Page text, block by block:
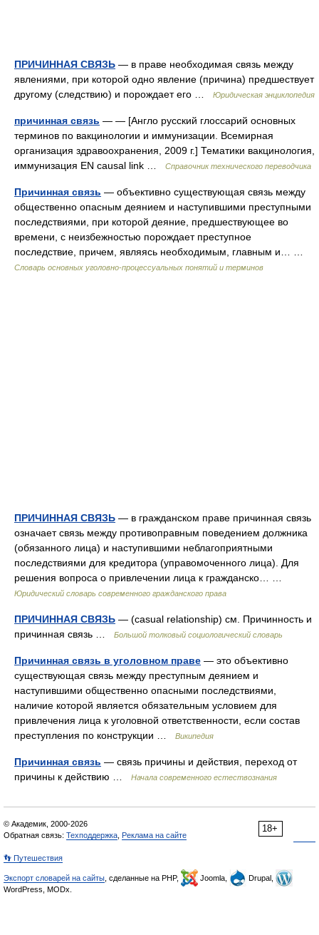
ПРИЧИННАЯ СВЯЗЬ — в праве необходимая связь между
явлениями, при которой одно явление (причина) предшествует
другому (следствию) и порождает его …
Юридическая энциклопедия
причинная связь — — [Англо русский глоссарий основных
терминов по вакцинологии и иммунизации. Всемирная
организация здравоохранения, 2009 г.] Тематики вакцинология,
иммунизация EN causal link …
Справочник технического переводчика
Причинная связь — объективно существующая связь между
общественно опасным деянием и наступившими преступными
последствиями, при которой деяние, предшествующее во
времени, с неизбежностью порождает преступное
последствие, причем, являясь необходимым, главным и… …
Словарь основных уголовно-процессуальных понятий и терминов
ПРИЧИННАЯ СВЯЗЬ — в гражданском праве причинная связь
означает связь между противоправным поведением должника
(обязанного лица) и наступившими неблагоприятными
последствиями для кредитора (управомоченного лица). Для
решения вопроса о привлечении лица к гражданско… …
Юридический словарь современного гражданского права
ПРИЧИННАЯ СВЯЗЬ — (casual relationship) см. Причинность и
причинная связь …
Большой толковый социологический словарь
Причинная связь в уголовном праве — это объективно
существующая связь между преступным деянием и
наступившими общественно опасными последствиями,
наличие которой является обязательным условием для
привлечения лица к уголовной ответственности, если состав
преступления по конструкции …
Википедия
Причинная связь — связь причины и действия, переход от
причины к действию …
Начала современного естествознания
18+
© Академик, 2000-2026
Обратная связь: Техподдержка Реклама на сайте
👣 Путешествия
Экспорт словарей на сайты , сделанные на PHP, Joomla,
Drupal,
WordPress, MODx.